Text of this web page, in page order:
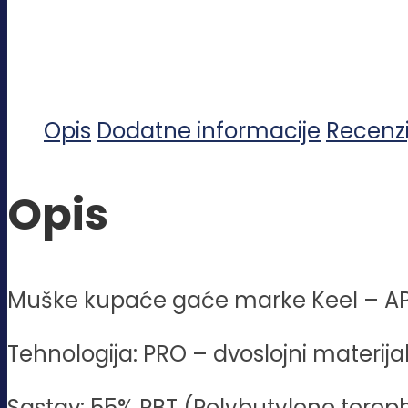
Opis Dodatne informacije
Opis
Muške kupaće gaće marke Keel –
Tehnologija: PRO – dvoslojni materijal